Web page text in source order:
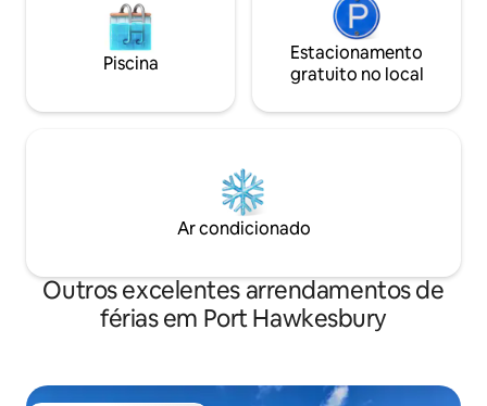
Piscina
Estacionamento
gratuito no local
Ar condicionado
Outros excelentes arrendamentos de
férias em Port Hawkesbury